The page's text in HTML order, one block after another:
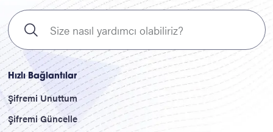
Hızlı Bağlantılar
Şifremi Unuttum
Şifremi Güncelle